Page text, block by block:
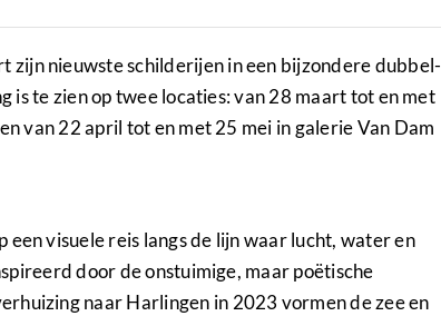
zijn nieuwste schilderijen in een bijzondere dubbel-
is te zien op twee locaties: van 28 maart tot en met
van 22 april tot en met 25 mei in galerie Van Dam
een visuele reis langs de lijn waar lucht, water en
door de onstuimige, maar poëtische
naar Harlingen in 2023 vormen de zee en